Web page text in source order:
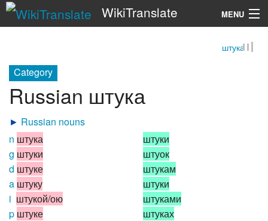
WikiTranslate MENU
штука
Category
Russian штука
► Russian nouns
n штука
g штуки
d штуке
a штуку
i штукой/ою
p штуке
штуки
штуок
штукам
штуки
штуками
штуках